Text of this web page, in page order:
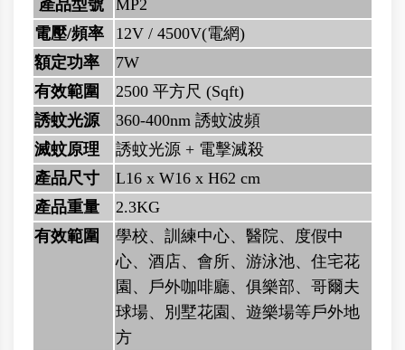
產品型號
MP2
電壓/頻率
12V / 4500V(電網)
額定功率
7W
有效範圍
2500 平方尺 (Sqft)
誘蚊光源
360-400nm 誘蚊波頻
滅蚊原理
誘蚊光源 + 電擊滅殺
產品尺寸
L16 x W16 x H62 cm
產品重量
2.3KG
有效範圍
學校、訓練中心、醫院、度假中
心、酒店、會所、游泳池、住宅花
園、戶外咖啡廳、俱樂部、哥爾夫
球場、別墅花園、遊樂場等戶外地
方